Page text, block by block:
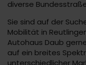
diverse
Sie sind auf der
Mobilität in
Autohaus Daub
auf ein breites
unterschiedlicher